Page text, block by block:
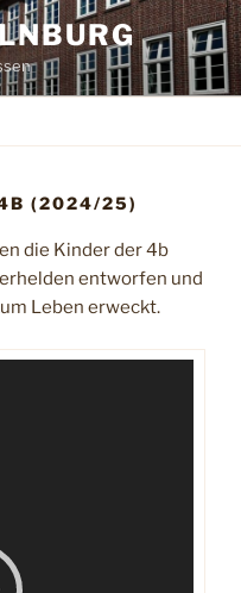
4B (2024/25)
die Kinder der 4b
entworfen und
Leben erweckt.